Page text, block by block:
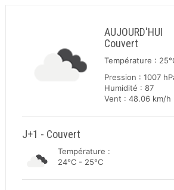
AUJOURD'HUI
Couvert
Température :
Pression : 1007
Humidité : 87
Vent : 48.06 km/h
J+1 - Couvert
Température :
24°C - 25°C